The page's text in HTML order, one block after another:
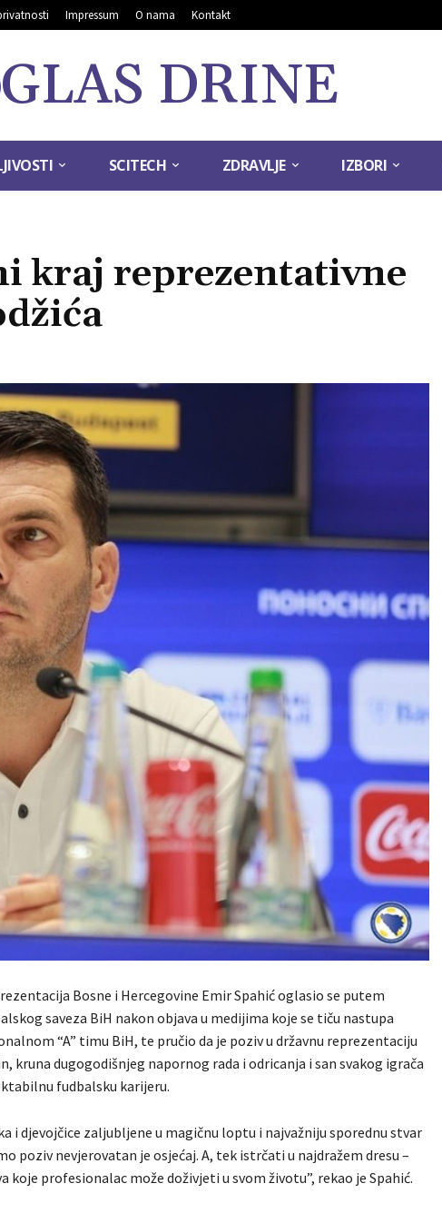
Impressum O nama Kontakt
GLAS DRINE
SCITECH ZDRAVLJE IZBORI
kraj reprezentativne
Bosne i Hercegovine Emir Spahić oglasio se putem
saveza BiH nakon objava u medijima koje se tiču nastupa
“A” timu BiH, te pručio da je poziv u državnu reprezentaciju
kruna dugogodišnjeg napornog rada i odricanja i san svakog igrača
fudbalsku karijeru.
i djevojčice zaljubljene u magičnu loptu i najvažniju sporednu stvar
poziv nevjerovatan je osjećaj. A, tek istrčati u najdražem dresu –
koje profesionalac može doživjeti u svom životu”, rekao je Spahić.